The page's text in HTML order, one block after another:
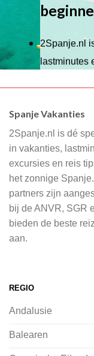
2Spanje.nl
lastminutes
Wij hebben
of je nu wilt
cultuur wilt
in de natuur.
Bij
voordat je
inspiratie
2Spanje.nl,
klaarstaat
jij met een
Spanje Vakanties
2Spanje.nl is dé
in vakanties,
excursies en reis
het zonnige
partners zijn
bij de ANVR, SGR
bieden de beste
aan.
REGIO
Andalusie
Balearen